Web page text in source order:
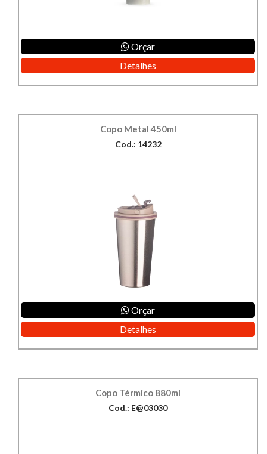
Orçar
Detalhes
Copo Metal 450ml
Cod.: 14232
Orçar
Detalhes
Copo Térmico 880ml
Cod.: E@03030